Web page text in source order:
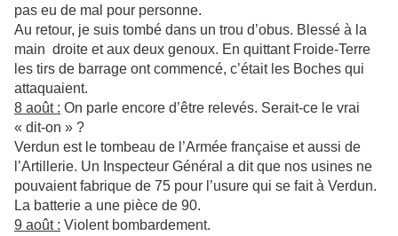
pas eu de mal pour personne.
Au retour, je suis tombé dans un trou d’obus. Blessé à la
main droite et aux deux genoux. En quittant Froide-Terre
les tirs de barrage ont commencé, c’était les Boches qui
attaquaient.
8 août : On parle encore d’être relevés. Serait-ce le vrai
« dit-on » ?
Verdun est le tombeau de l’Armée française et aussi de
l’Artillerie. Un Inspecteur Général a dit que nos usines ne
pouvaient fabrique de 75 pour l’usure qui se fait à Verdun.
La batterie a une pièce de 90.
9 août : Violent bombardement.